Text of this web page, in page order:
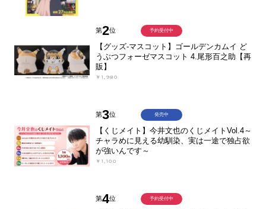
第2位
【グッズ-マスコット】ゴールデンカムイ ど
うぶつフォーゼマスコット 4.尾形百之助【再
販】
￥1,980
予約受付中
第3位
【くじメイト】今井文也のくじメイトVol.4～
チャラめに見える幼馴染、実は一途で独占欲
が強いんです～
￥1,100
発売中
第4位 予約受付中